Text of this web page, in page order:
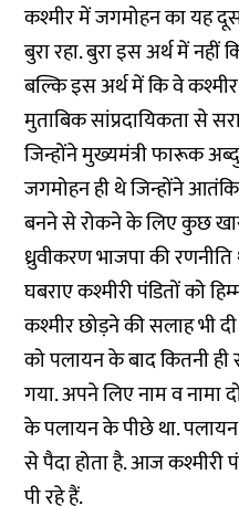
कश्मीर में जगमोहन का यह
बुरा रहा. बुरा इस अर्थ में
बल्कि इस अर्थ में कि वे
मुताबिक सांप्रदायिकता से
जिन्होंने मुख्यमंत्री फारूक
जगमोहन ही थे जिन्होंने
बनने से रोकने के लिए कुछ खास
ध्रुवीकरण भाजपा की
घबराए कश्मीरी पंडितों को
कश्मीर छोड़ने की सलाह भी
को पलायन के बाद कितनी
गया. अपने लिए नाम व नामा
के पलायन के पीछे था.
से पैदा होता है. आज कश्मीरी
पी रहे हैं.